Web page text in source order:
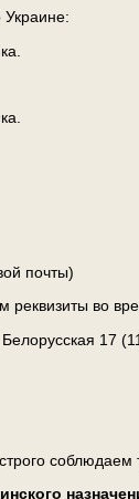
почты)
во
17